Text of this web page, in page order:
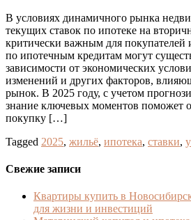
В условиях динамичного рынка
текущих ставок по ипотеке на
критически важным для покупателей
по ипотечным кредитам могут
зависимости от экономических
изменений и других факторов,
рынок. В 2025 году, с учетом
знание ключевых моментов поможет
покупку […]
Tagged 2025, жильё, ипотека, ставки,
Свежие записи
Квартиры купить в
для жизни и инвестиций